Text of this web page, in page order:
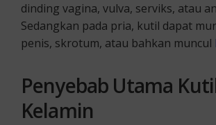
dinding vagina, vulva, serviks, atau
Sedangkan pada pria, kutil dapat
penis, skrotum, atau bahkan muncul
Penyebab Utama
Kelamin